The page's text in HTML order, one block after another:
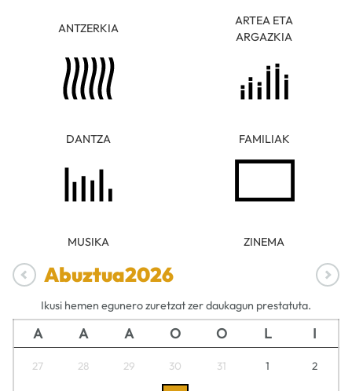
ANTZERKIA
ARTEA ETA
ARGAZKIA
DANTZA FAMILIAK
MUSIKA ZINEMA
Abuztua2026
Ikusi hemen egunero zuretzat zer daukagun prestatuta.
A A A O O L I
27 28 29 30 31 1 2